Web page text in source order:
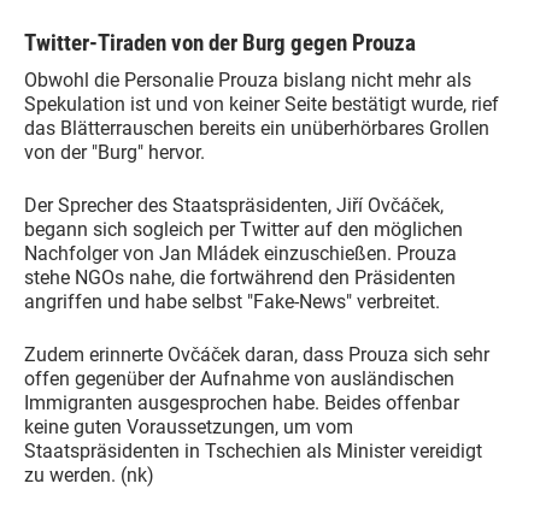
Twitter-Tiraden von der Burg gegen Prouza
Obwohl die Personalie Prouza bislang nicht mehr als
Spekulation ist und von keiner Seite bestätigt wurde, rief
das Blätterrauschen bereits ein unüberhörbares Grollen
von der "Burg" hervor.
Der Sprecher des Staatspräsidenten, Jiří Ovčáček,
begann sich sogleich per Twitter auf den möglichen
Nachfolger von Jan Mládek einzuschießen. Prouza
stehe NGOs nahe, die fortwährend den Präsidenten
angriffen und habe selbst "Fake-News" verbreitet.
Zudem erinnerte Ovčáček daran, dass Prouza sich sehr
offen gegenüber der Aufnahme von ausländischen
Immigranten ausgesprochen habe. Beides offenbar
keine guten Voraussetzungen, um vom
Staatspräsidenten in Tschechien als Minister vereidigt
zu werden. (nk)